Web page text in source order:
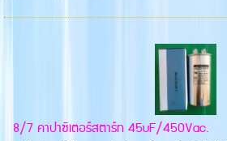
8/7 คาปาซิเตอร์สตาร์ท 45uF/450Vac.